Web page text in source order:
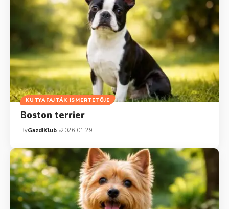
KUTYAFAJTÁK ISMERTETŐJE
Boston terrier
ByGazdiKlub 2026.01.29.